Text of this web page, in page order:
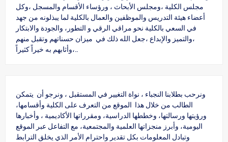
مجلس الكلية ،ومجلس الأبحاث ، ورؤساء الأقسام والمسجل ،وكل
أعضاء هيئة التدريس والموظفين والعمال بالكلية لما يبذلونه من جهد
في السعي بالكلية نحو مراقي الرقي و التطور، والجودة والابتكار
،والتميز والإبداع ،جعل الله ذلك في ميزان حسناتهم وتقبل منهم
ونرحب بطلابنا النجباء ، نواة التغيير في المستقبل ، ونرجو أن يتمكن
الطالب من خلال هذا الموقع من التعرف على الكلية وأقسامها،
ورؤيتها ورسالتها، وخططها الدراسية، ومقرراتها الأكاديمية ، وأخبارها
اليومية، وأبرز منجزاتها العلمية والمجتمعية، مع التفاعل عبر الموقع
وتبادل المعلومات بكل تقدير واحترام الأمر الذي يخلق الترابط